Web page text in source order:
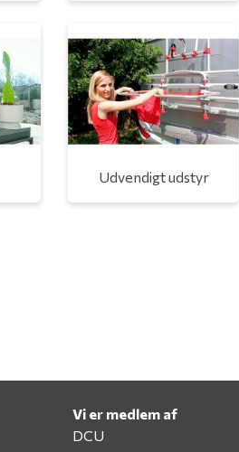
Udvendigt udstyr
Vi er medlem af
DCU